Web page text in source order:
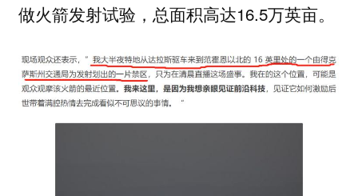
做火箭发射试验，总面积高达16.5万英亩。